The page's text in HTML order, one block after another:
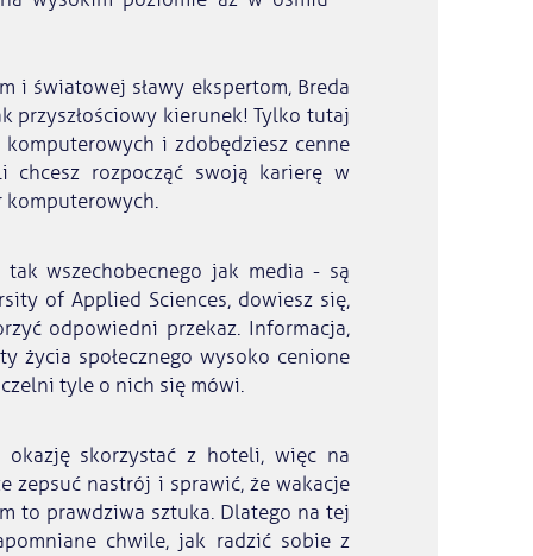
i światowej sławy ekspertom, Breda
przyszłościowy kierunek! Tylko tutaj
i zdobędziesz cenne
chcesz rozpocząć swoją karierę w
wszechobecnego jak media - są
of Applied Sciences, dowiesz się,
odpowiedni przekaz. Informacja,
życia społecznego wysoko cenione
tyle o nich się mówi.
okazję skorzystać z hoteli, więc na
zepsuć nastrój i sprawić, że wakacje
to prawdziwa sztuka. Dlatego na tej
chwile, jak radzić sobie z